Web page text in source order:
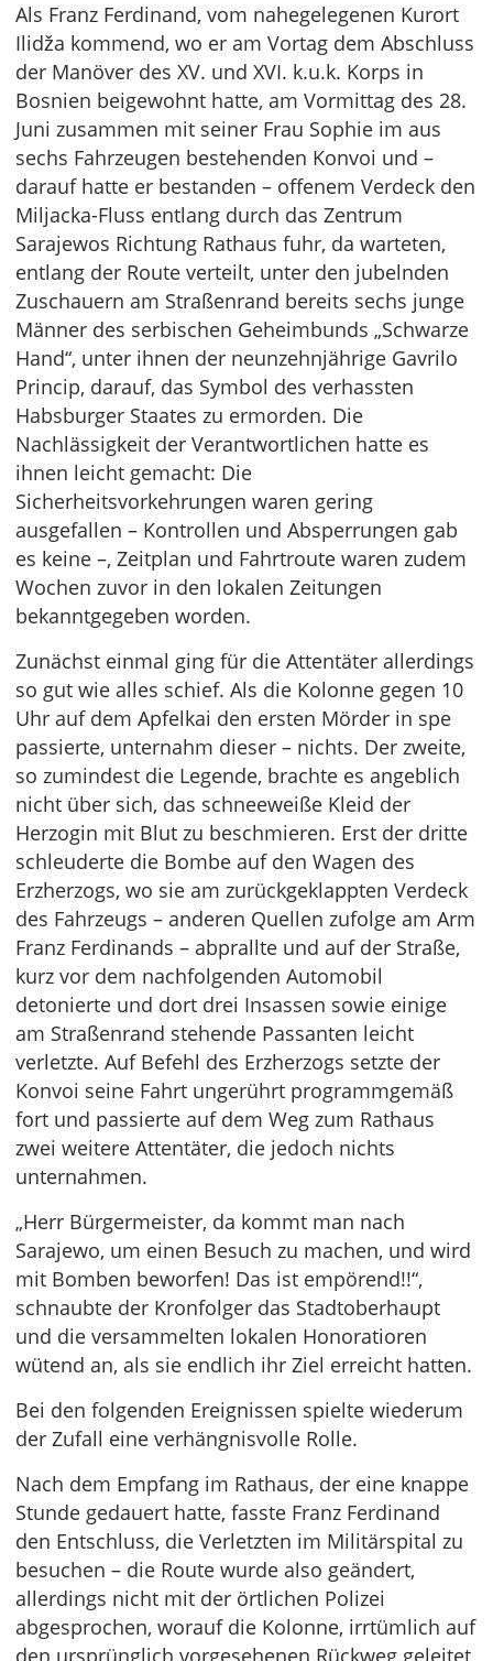
Als Franz Ferdinand, vom nahegelegenen Kurort
Ilidža kommend, wo er am Vortag dem Abschluss
der Manöver des XV. und XVI. k.u.k. Korps in
Bosnien beigewohnt hatte, am Vormittag des 28.
Juni zusammen mit seiner Frau Sophie im aus
sechs Fahrzeugen bestehenden Konvoi und –
darauf hatte er bestanden – offenem Verdeck den
Miljacka-Fluss entlang durch das Zentrum
Sarajewos Richtung Rathaus fuhr, da warteten,
entlang der Route verteilt, unter den jubelnden
Zuschauern am Straßenrand bereits sechs junge
Männer des serbischen Geheimbunds „Schwarze
Hand“, unter ihnen der neunzehnjährige Gavrilo
Princip, darauf, das Symbol des verhassten
Habsburger Staates zu ermorden. Die
Nachlässigkeit der Verantwortlichen hatte es
ihnen leicht gemacht: Die
Sicherheitsvorkehrungen waren gering
ausgefallen – Kontrollen und Absperrungen gab
es keine –, Zeitplan und Fahrtroute waren zudem
Wochen zuvor in den lokalen Zeitungen
bekanntgegeben worden.
Zunächst einmal ging für die Attentäter allerdings
so gut wie alles schief. Als die Kolonne gegen 10
Uhr auf dem Apfelkai den ersten Mörder in spe
passierte, unternahm dieser – nichts. Der zweite,
so zumindest die Legende, brachte es angeblich
nicht über sich, das schneeweiße Kleid der
Herzogin mit Blut zu beschmieren. Erst der dritte
schleuderte die Bombe auf den Wagen des
Erzherzogs, wo sie am zurückgeklappten Verdeck
des Fahrzeugs – anderen Quellen zufolge am Arm
Franz Ferdinands – abprallte und auf der Straße,
kurz vor dem nachfolgenden Automobil
detonierte und dort drei Insassen sowie einige
am Straßenrand stehende Passanten leicht
verletzte. Auf Befehl des Erzherzogs setzte der
Konvoi seine Fahrt ungerührt programmgemäß
fort und passierte auf dem Weg zum Rathaus
zwei weitere Attentäter, die jedoch nichts
unternahmen.
„Herr Bürgermeister, da kommt man nach
Sarajewo, um einen Besuch zu machen, und wird
mit Bomben beworfen! Das ist empörend!!“,
schnaubte der Kronfolger das Stadtoberhaupt
und die versammelten lokalen Honoratioren
wütend an, als sie endlich ihr Ziel erreicht hatten.
Bei den folgenden Ereignissen spielte wiederum
der Zufall eine verhängnisvolle Rolle.
Nach dem Empfang im Rathaus, der eine knappe
Stunde gedauert hatte, fasste Franz Ferdinand
den Entschluss, die Verletzten im Militärspital zu
besuchen – die Route wurde also geändert,
allerdings nicht mit der örtlichen Polizei
abgesprochen, worauf die Kolonne, irrtümlich auf
den ursprünglich vorgesehenen Rückweg geleitet,